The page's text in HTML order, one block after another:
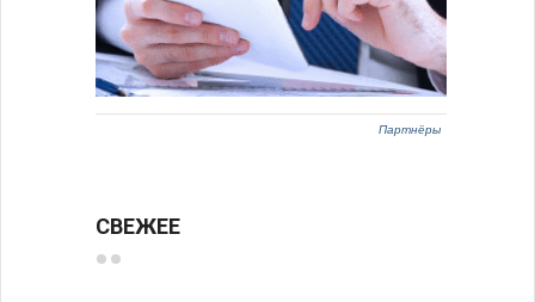
Партнёры
СВЕЖЕЕ